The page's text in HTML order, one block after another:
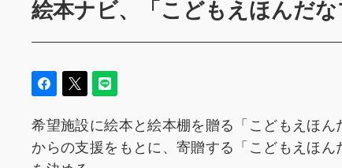
絵本ナビ、「こどもえほんだ
希望施設に絵本と絵本棚を贈る「こどもえほ
からの支援をもとに、寄贈する「こどもえほ